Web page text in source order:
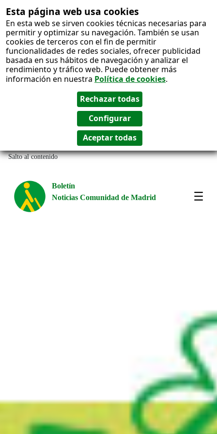
Esta página web usa cookies
En esta web se sirven cookies técnicas necesarias para
permitir y optimizar su navegación. También se usan
cookies de terceros con el fin de permitir
funcionalidades de redes sociales, ofrecer publicidad
basada en sus hábitos de navegación y analizar el
rendimiento y tráfico web. Puede obtener más
información en nuestra Política de cookies.
Salto al contenido
Boletín
Noticias Comunidad de Madrid